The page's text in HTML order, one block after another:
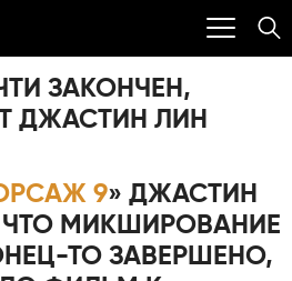
ЗАКОНЧЕН,
ДЖАСТИН ЛИН
9» ДЖАСТИН
МИКШИРОВАНИЕ
ТО ЗАВЕРШЕНО,